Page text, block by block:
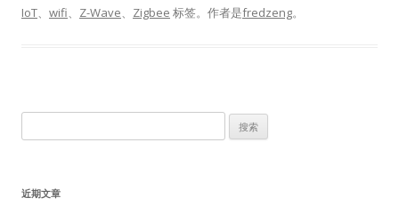
IoT、 wifi、 Z-Wave、 Zigbee 标签。 作者是fredzeng。
索：
近期文章